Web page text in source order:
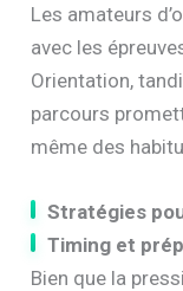
Les amateurs
avec les
Orientation,
parcours
même des
Stratégies
Timing et
Bien que la